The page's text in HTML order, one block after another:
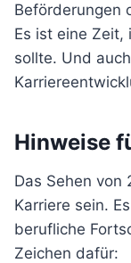
Beförderungen
Es ist eine Zeit,
sollte. Und
Hinweise
Das Sehen von
Karriere sein.
berufliche
Zeichen dafür: